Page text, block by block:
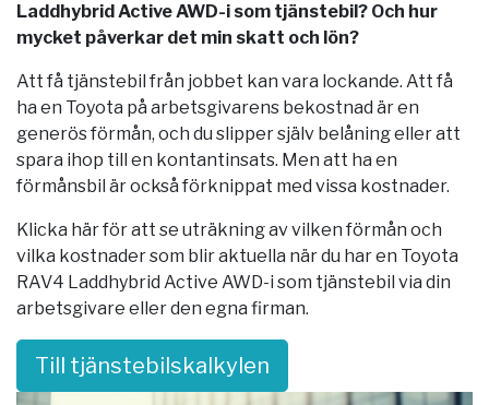
Laddhybrid Active AWD-i som tjänstebil? Och hur
mycket påverkar det min skatt och lön?
Att få tjänstebil från jobbet kan vara lockande. Att få
ha en Toyota på arbetsgivarens bekostnad är en
generös förmån, och du slipper själv belåning eller att
spara ihop till en kontantinsats. Men att ha en
förmånsbil är också förknippat med vissa kostnader.
Klicka här för att se uträkning av vilken förmån och
vilka kostnader som blir aktuella när du har en Toyota
RAV4 Laddhybrid Active AWD-i som tjänstebil via din
arbetsgivare eller den egna firman.
Till tjänstebilskalkylen